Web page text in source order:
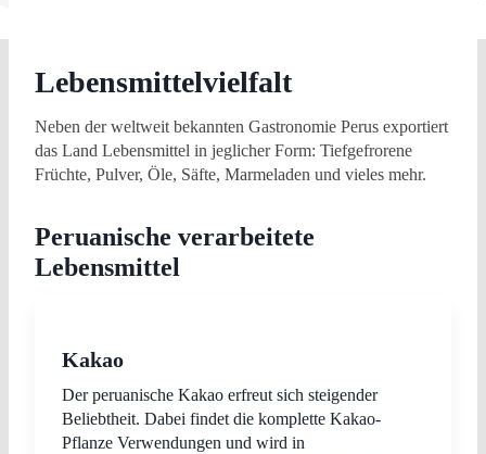
Lebensmittelvielfalt
Neben der weltweit bekannten Gastronomie Perus exportiert
das Land Lebensmittel in jeglicher Form: Tiefgefrorene
Früchte, Pulver, Öle, Säfte, Marmeladen und vieles mehr.
Peruanische verarbeitete
Lebensmittel
Kakao
Der peruanische Kakao erfreut sich steigender
Beliebtheit. Dabei findet die komplette Kakao-
Pflanze Verwendungen und wird in